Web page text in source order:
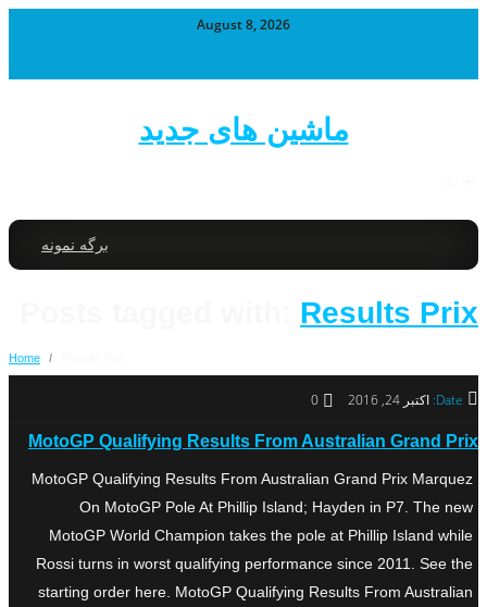
August 8, 2026
ماشین های جدید
برگه نمونه
Results Prix
Home /
Date: اکتبر 24, 2016 0
MotoGP Qualifying Results From Australian Grand Prix
MotoGP Qualifying Results From Australian Grand Prix Marquez
On MotoGP Pole At Phillip Island; Hayden in P7. The new
MotoGP World Champion takes the pole at Phillip Island while
Rossi turns in worst qualifying performance since 2011. See the
starting order here. MotoGP Qualifying Results From Australian